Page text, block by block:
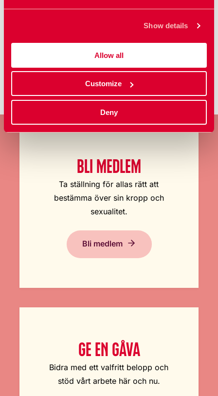
Show details
Allow all
Customize
Deny
BLI MEDLEM
Ta ställning för allas rätt att
bestämma över sin kropp och
sexualitet.
Bli medlem
GE EN GÅVA
Bidra med ett valfritt belopp och
stöd vårt arbete här och nu.